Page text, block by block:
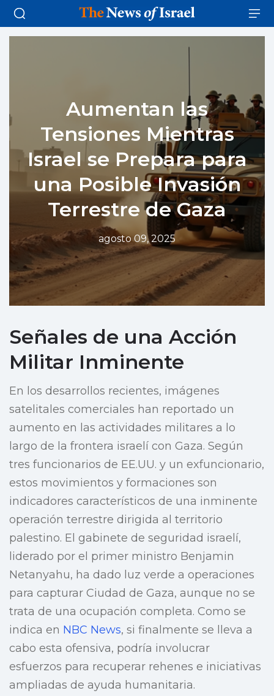
Aumentan las
Tensiones Mientras
Israel se Prepara para
una Posible Invasión
Terrestre de Gaza
agosto 09, 2025
Señales de una Acción
Militar Inminente
En los desarrollos recientes, imágenes
satelitales comerciales han reportado un
aumento en las actividades militares a lo
largo de la frontera israelí con Gaza. Según
tres funcionarios de EE.UU. y un exfuncionario,
estos movimientos y formaciones son
indicadores característicos de una inminente
operación terrestre dirigida al territorio
palestino. El gabinete de seguridad israelí,
liderado por el primer ministro Benjamin
Netanyahu, ha dado luz verde a operaciones
para capturar Ciudad de Gaza, aunque no se
trata de una ocupación completa. Como se
indica en NBC News, si finalmente se lleva a
cabo esta ofensiva, podría involucrar
esfuerzos para recuperar rehenes e iniciativas
ampliadas de ayuda humanitaria.